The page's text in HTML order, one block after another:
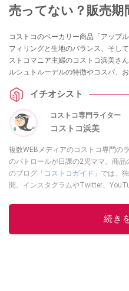
売ってない？販売期
コストコのベーカリー商品「アップ
フィリングと生地のバランス、そし
ストコマニア主婦のコストコ浜美さ
ルシュトルーデルの特徴やコスパ、
イチオシスト
コストコ専門ライター
コストコ浜美
複数WEBメディアのコストコ専門の
のパトロールが日課の2児ママ。商
のブログ 「コストコガイド」 では、
開。インスタグラムやTwitter、
こ
続き